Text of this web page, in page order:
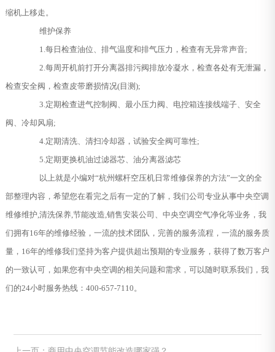
缩机上移走。
维护保养
1.每日检查油位、排气温度和排气压力，检查有无异常声音;
2.每周开机前打开分离器排污阀排放冷凝水，检查各处有无泄漏，
检查安全阀，检查皮带磨损情况(目测);
3.定期检查进气控制阀、最小压力阀、电控箱连接线端子、安全
阀、冷却风扇;
4.定期清洗、清扫冷却器，试验安全阀可靠性;
5.定期更换机油过滤器芯、油分离器滤芯
以上就是小编对“杭州螺杆空压机日常维修保养的方法”一文的全
部整理内容，希望您在看完之后有一定的了解，我们公司专业从事中央空调
维修维护,清洗保养,节能改造,销售安装公司、中央空调空气净化等业务，我
们拥有16年的维修经验，一流的技术团队，完善的服务流程，一流的服务质
量，16年的维修我们坚持为客户提供超出预期的专业服务，获得了数万客户
的一致认可，如果您有中央空调的相关问题和需求，可以随时联系我们，我
们的24小时服务热线：400-657-7110。